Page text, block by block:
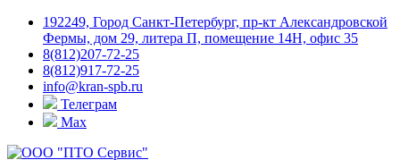
192249, Город Санкт-Петербург, пр-кт Александровской
Фермы, дом 29, литера П, помещение 14Н, офис 35
8(812)207-72-25
8(812)917-72-25
info@kran-spb.ru
Телеграм
Max